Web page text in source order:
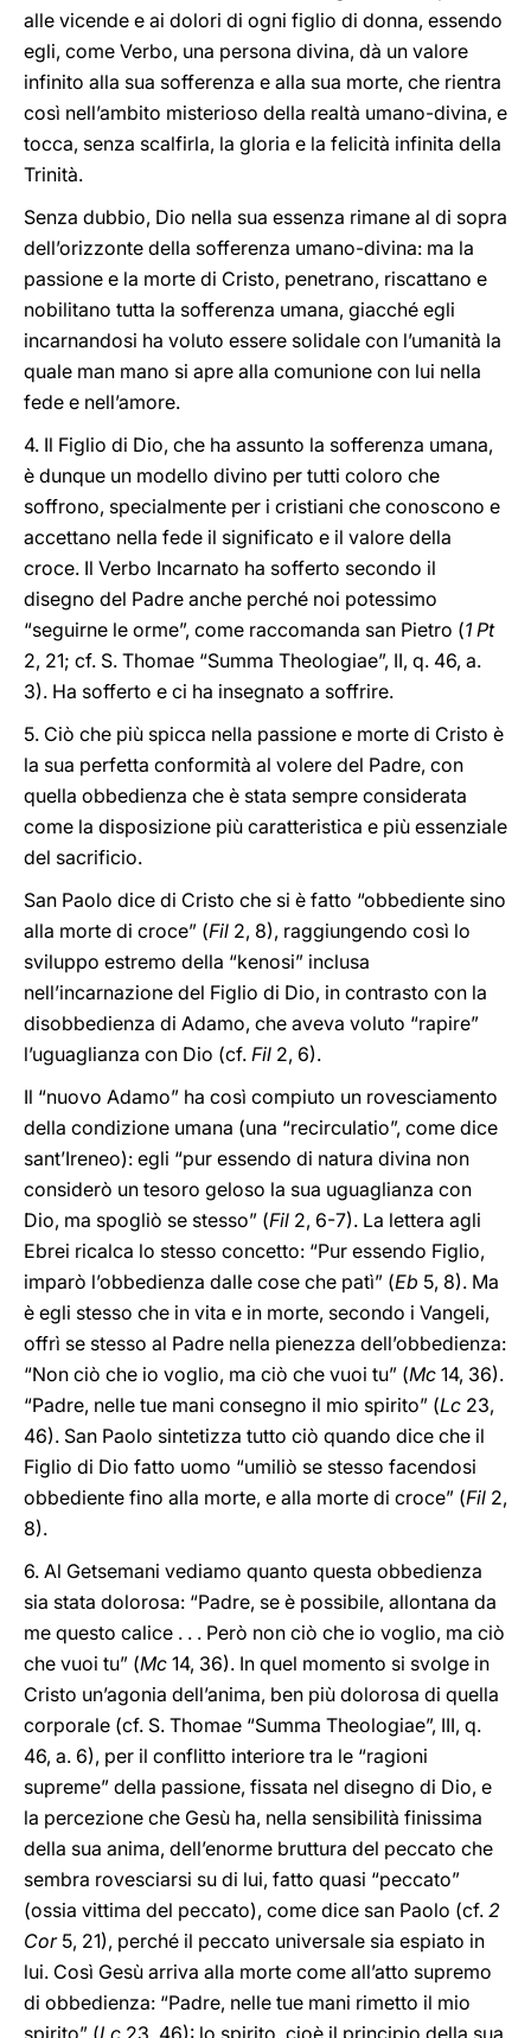
alle vicende e ai dolori di ogni figlio di donna, essendo
egli, come Verbo, una persona divina, dà un valore
infinito alla sua sofferenza e alla sua morte, che rientra
così nell’ambito misterioso della realtà umano-divina, e
tocca, senza scalfirla, la gloria e la felicità infinita della
Trinità.
Senza dubbio, Dio nella sua essenza rimane al di sopra
dell’orizzonte della sofferenza umano-divina: ma la
passione e la morte di Cristo, penetrano, riscattano e
nobilitano tutta la sofferenza umana, giacché egli
incarnandosi ha voluto essere solidale con l’umanità la
quale man mano si apre alla comunione con lui nella
fede e nell’amore.
4. Il Figlio di Dio, che ha assunto la sofferenza umana,
è dunque un modello divino per tutti coloro che
soffrono, specialmente per i cristiani che conoscono e
accettano nella fede il significato e il valore della
croce. Il Verbo Incarnato ha sofferto secondo il
disegno del Padre anche perché noi potessimo
“seguirne le orme”, come raccomanda san Pietro (1 Pt
2, 21; cf. S. Thomae “Summa Theologiae”, II, q. 46, a.
3). Ha sofferto e ci ha insegnato a soffrire.
5. Ciò che più spicca nella passione e morte di Cristo è
la sua perfetta conformità al volere del Padre, con
quella obbedienza che è stata sempre considerata
come la disposizione più caratteristica e più essenziale
del sacrificio.
San Paolo dice di Cristo che si è fatto “obbediente sino
alla morte di croce” (Fil 2, 8), raggiungendo così lo
sviluppo estremo della “kenosi” inclusa
nell’incarnazione del Figlio di Dio, in contrasto con la
disobbedienza di Adamo, che aveva voluto “rapire”
l’uguaglianza con Dio (cf. Fil 2, 6).
Il “nuovo Adamo” ha così compiuto un rovesciamento
della condizione umana (una “recirculatio”, come dice
sant’Ireneo): egli “pur essendo di natura divina non
considerò un tesoro geloso la sua uguaglianza con
Dio, ma spogliò se stesso” (Fil 2, 6-7). La lettera agli
Ebrei ricalca lo stesso concetto: “Pur essendo Figlio,
imparò l’obbedienza dalle cose che patì” (Eb 5, 8). Ma
è egli stesso che in vita e in morte, secondo i Vangeli,
offrì se stesso al Padre nella pienezza dell’obbedienza:
“Non ciò che io voglio, ma ciò che vuoi tu” (Mc 14, 36).
“Padre, nelle tue mani consegno il mio spirito” (Lc 23,
46). San Paolo sintetizza tutto ciò quando dice che il
Figlio di Dio fatto uomo “umiliò se stesso facendosi
obbediente fino alla morte, e alla morte di croce” (Fil 2,
8).
6. Al Getsemani vediamo quanto questa obbedienza
sia stata dolorosa: “Padre, se è possibile, allontana da
me questo calice . . . Però non ciò che io voglio, ma ciò
che vuoi tu” (Mc 14, 36). In quel momento si svolge in
Cristo un’agonia dell’anima, ben più dolorosa di quella
corporale (cf. S. Thomae “Summa Theologiae”, III, q.
46, a. 6), per il conflitto interiore tra le “ragioni
supreme” della passione, fissata nel disegno di Dio, e
la percezione che Gesù ha, nella sensibilità finissima
della sua anima, dell’enorme bruttura del peccato che
sembra rovesciarsi su di lui, fatto quasi “peccato”
(ossia vittima del peccato), come dice san Paolo (cf. 2
Cor5, 21), perché il peccato universale sia espiato in
lui. Così Gesù arriva alla morte come all’atto supremo
di obbedienza: “Padre, nelle tue mani rimetto il mio
spirito” (Lc 23, 46): lo spirito, cioè il principio della sua